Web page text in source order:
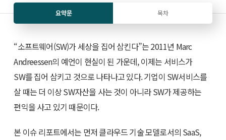
요약문 목차
“소프트웨어(SW)가 세상을 집어 삼킨다”는 2011년 Marc
Andreessen의 예언이 현실이 된 가운데, 이제는 서비스가
SW를 집어 삼키고 것으로 나타나고 있다. 기업이 SW서비스를
살 때는 더 이상 SW자산을 사는 것이 아니라 SW가 제공하는
편익을 사고 있기 때문이다.
본 이슈 리포트에서는 먼저 클라우드 기술 모델로서의 SaaS,